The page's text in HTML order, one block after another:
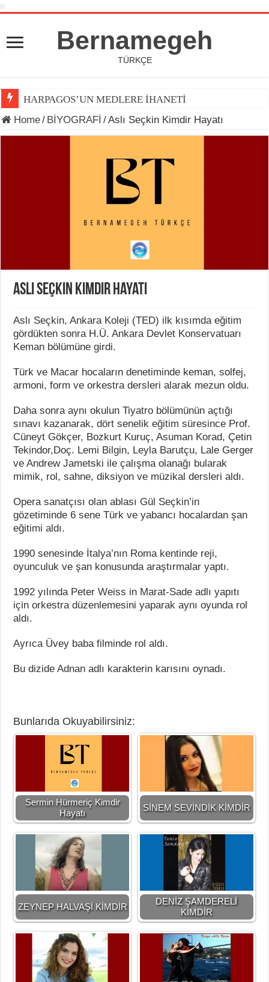
Bernamegeh
TÜRKÇE
HARPAGOS’UN MEDLERE İHANETİ
Home/ BİYOGRAFİ /Aslı Seçkin Kimdir Hayatı
Aslı Seçkin Kimdir Hayatı
Aslı Seçkin, Ankara Koleji (TED) ilk kısımda eğitim
gördükten sonra H.Ü. Ankara Devlet Konservatuarı
Keman bölümüne girdi.
Türk ve Macar hocaların denetiminde keman, solfej,
armoni, form ve orkestra dersleri alarak mezun oldu.
Daha sonra aynı okulun Tiyatro bölümünün açtığı
sınavı kazanarak, dört senelik eğitim süresince Prof.
Cüneyt Gökçer, Bozkurt Kuruç, Asuman Korad, Çetin
Tekindor,Doç. Lemi Bilgin, Leyla Barutçu, Lale Gerger
ve Andrew Jametski ile çalışma olanağı bularak
mimik, rol, sahne, diksiyon ve müzikal dersleri aldı.
Opera sanatçısı olan ablası Gül Seçkin’in
gözetiminde 6 sene Türk ve yabancı hocalardan şan
eğitimi aldı.
1990 senesinde İtalya’nın Roma kentinde reji,
oyunculuk ve şan konusunda araştırmalar yaptı.
1992 yılında Peter Weiss in Marat-Sade adlı yapıtı
için orkestra düzenlemesini yaparak aynı oyunda rol
aldı.
Ayrıca Üvey baba filminde rol aldı.
Bu dizide Adnan adlı karakterin karısını oynadı.
Bunlarıda Okuyabilirsiniz:
Sermin Hürmeriç Kimdir
Hayatı
SİNEM SEVİNDİK KİMDİR
ZEYNEP HALVAŞİ KİMDİR
DENİZ ŞAMDERELİ
KİMDİR